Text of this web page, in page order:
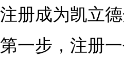
注册成为凯立
第一步，注册